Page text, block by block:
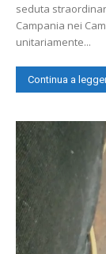
seduta
Campania nei
unitariamente...
Continua a